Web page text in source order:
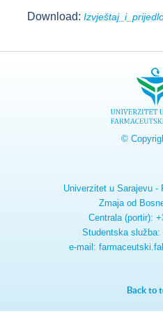
Download:
©
Univerzitet u Sarajevu -
Zmaja od
Centrala (portir):
Studentska služba:
e-mail:
Back to